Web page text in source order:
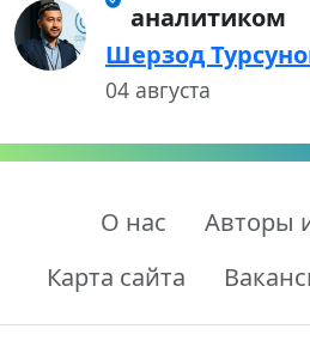
аналитиком
Шерзод
04 августа
О нас
Авторы
Карта сайта